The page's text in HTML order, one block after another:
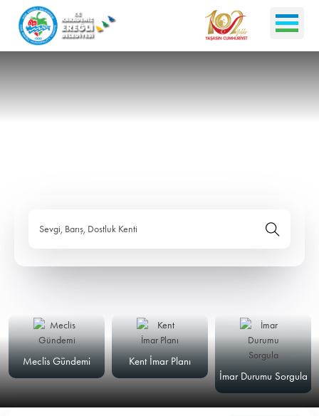
Sevgi, Barış, Dostluk Kenti
Meclis Gündemi
Kent İmar Planı
İmar Durumu Sorgula